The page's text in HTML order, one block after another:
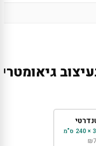
גיאומטרי
₪